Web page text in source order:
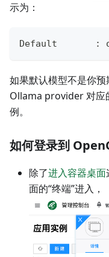
示为：
Default       :
如果默认模型不是你
Ollama provider 对应
例。
如何登录到
除了进入容器桌面
面的“终端”进入，